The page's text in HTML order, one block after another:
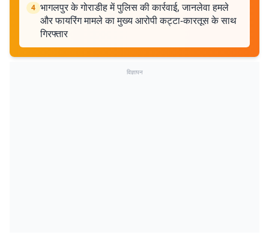
4 भागलपुर के गोराडीह में पुलिस की कार्रवाई, जानलेवा हमले
और फायरिंग मामले का मुख्य आरोपी कट्टा-कारतूस के साथ
गिरफ्तार
विज्ञापन